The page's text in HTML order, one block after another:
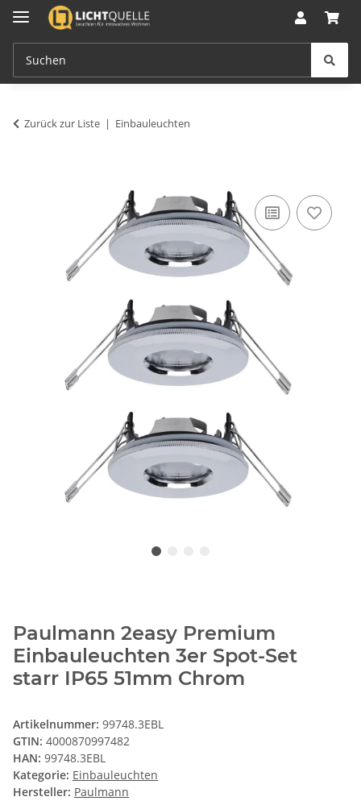
Zurück zur Liste Einbauleuchten
Paulmann 2easy Premium
Einbauleuchten 3er Spot-Set
starr IP65 51mm Chrom
Artikelnummer: 99748.3EBL
GTIN: 4000870997482
HAN: 99748.3EBL
Kategorie: Einbauleuchten
Hersteller: Paulmann